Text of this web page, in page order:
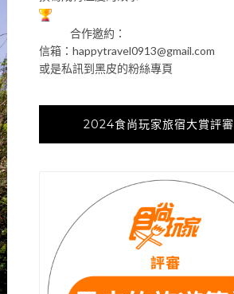
合作邀約：
信箱： happytravel0913@gmail.com
或是私訊到黑皮的粉絲專頁
2024食尚玩家旅宿大賞評審